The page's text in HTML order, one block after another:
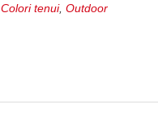
Colori tenui, Outdoor